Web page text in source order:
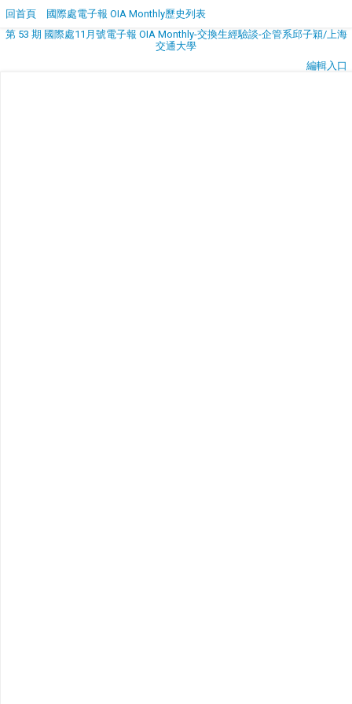
回首頁
國際處電子報 OIA Monthly歷史列表
第 53 期 國際處11月號電子報 OIA Monthly-交換生經驗談-企管系邱子穎/上海
交通大學
編輯入口